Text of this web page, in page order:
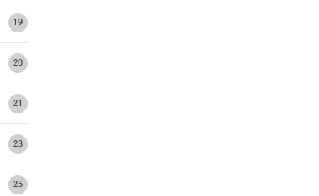
19
20
21
23
25